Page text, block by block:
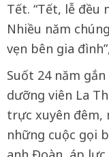
Tết. “Tết, lễ đều
Nhiều năm
vẹn bên gia
Suốt 24 năm
dưỡng viên La
trực xuyên đêm,
những cuộc gọi